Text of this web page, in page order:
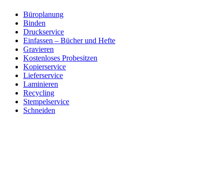
Büroplanung
Binden
Druckservice
Einfassen – Bücher und Hefte
Gravieren
Kostenloses Probesitzen
Kopierservice
Lieferservice
Laminieren
Recycling
Stempelservice
Schneiden